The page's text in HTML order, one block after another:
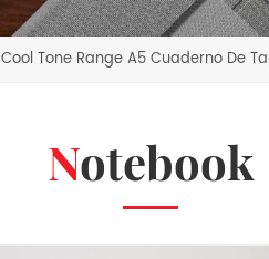
Cool Tone Range A5 Cuaderno De
Notebook